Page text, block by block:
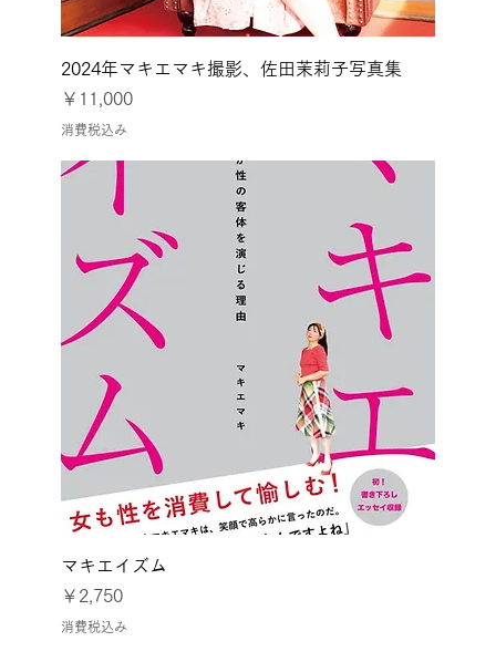
2024年マキエマキ撮影、佐田茉莉子写真集
価格
￥11,000
消費税込み
マキエイズム
価格
￥2,750
消費税込み